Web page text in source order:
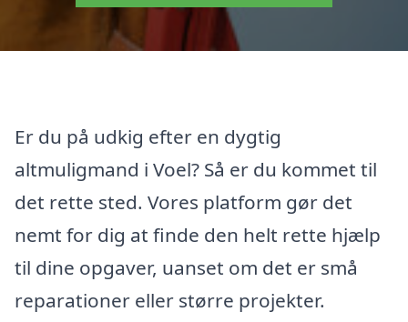
Er du på udkig efter en dygtig
altmuligmand i Voel? Så er du kommet til
det rette sted. Vores platform gør det
nemt for dig at finde den helt rette hjælp
til dine opgaver, uanset om det er små
reparationer eller større projekter.